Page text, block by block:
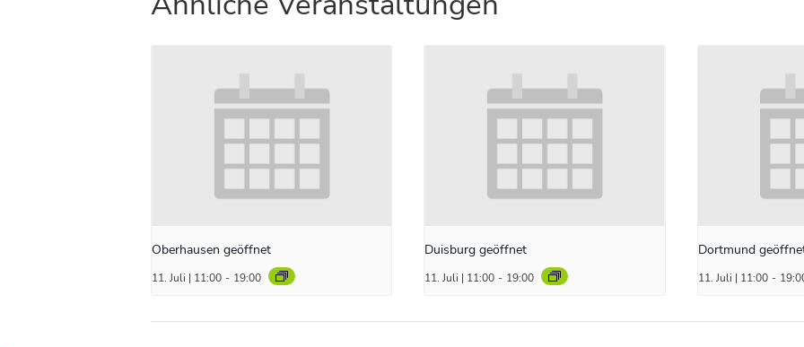
Oberhausen geöffnet
11. Juli | 11:00 - 19:00
Duisburg geöffnet
11. Juli | 11:00 - 19:00
Dortmund
11. Juli | 11:00 -